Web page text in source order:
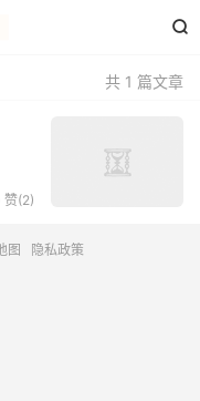

共 1 篇文章
赞(2)
图 隐私政策